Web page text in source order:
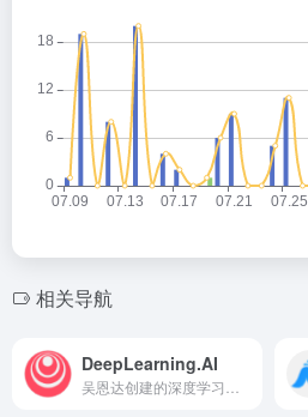
相关导航
DeepLearning.AI